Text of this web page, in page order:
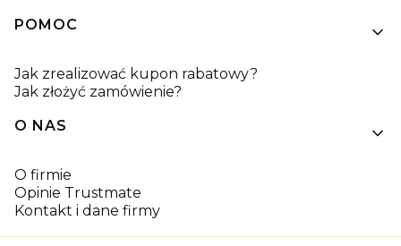
POMOC
Jak zrealizować kupon rabatowy?
Jak złożyć zamówienie?
O NAS
O firmie
Opinie Trustmate
Kontakt i dane firmy